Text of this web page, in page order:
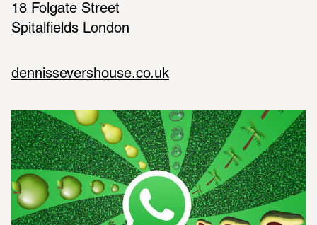
18 Folgate Street
dennissevershouse.co.uk